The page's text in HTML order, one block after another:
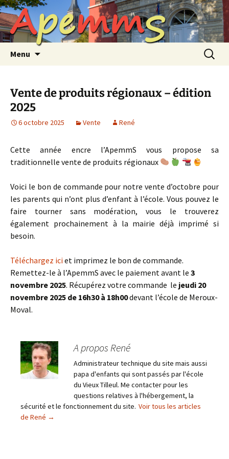
Aller
au
contenu
ApemmS
Menu
Vente de produits régionaux – édition
2025
6 octobre 2025 Vente René
Cette année encre l’ApemmS vous propose sa
traditionnelle vente de produits régionaux
Voici le bon de commande pour notre vente d’octobre pour
les parents qui n’ont plus d’enfant à l’école. Vous pouvez le
faire tourner sans modération, vous le trouverez
également prochainement à la mairie déjà imprimé si
besoin.
Téléchargez iciet imprimez le bon de commande.
Remettez-le à l’ApemmS avec le paiement avant le 3
novembre 2025. Récupérez votre commande le jeudi 20
novembre 2025 de 16h30 à 18h00devant l’école de Meroux-
Moval.
A propos René
Administrateur technique du site mais aussi
papa d'enfants qui sont passés par l'école
du Vieux Tilleul. Me contacter pour les
questions relatives à l'hébergement, la
sécurité et le fonctionnement du site. Voir tous les articles
de René →